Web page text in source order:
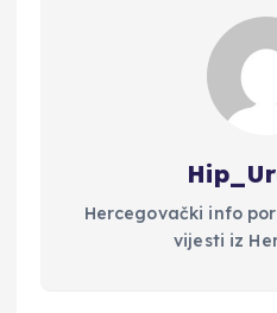
Hercegovački info
vijesti iz